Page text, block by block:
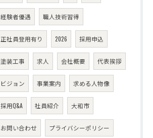
経験者優遇 職人技術習得
正社員登用有り 2026 採用申込
塗装工事 求人 会社概要 代表挨拶
ビジョン 事業案内 求める人物像
採用Q&A 社員紹介 大和市
お問い合わせ プライバシーポリシー